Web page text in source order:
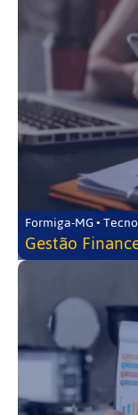
Formiga-MG •
Gestão